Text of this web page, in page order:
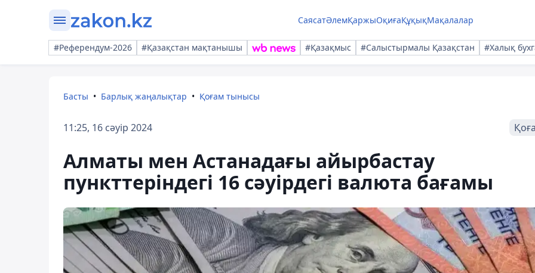
СаясатӘлемҚаржыОқиғаҚұқықМақалалар
#Референдум-2026 #Қазақстан мақтанышы #Қазақмыс #Салыстырмалы Қазақстан #Халық
Басты Барлық жаңалықтар Қоғам тынысы
11:25, 16 сәуір 2024
Алматы мен Астанадағы айырбастау
пункттеріндегі 16 сәуірдегі валюта бағамы